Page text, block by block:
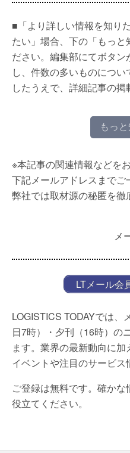
■「より詳しい情報を知り
たい」場合、下の「もっと
ださい。編集部にてボタン
し、件数の多いものにつ
したうえで、詳細記事の掲
もっ
※本記事の関連情報などを
下記メールアドレスまでご
弊社では取材源の秘匿を徹
メ
LTメール会
LOGISTICS TODAYでは
日7時）・夕刊（16時）の
ます。業界の最新動向に
イベントや注目のサービス
ご登録は無料です。確か
役立てください。